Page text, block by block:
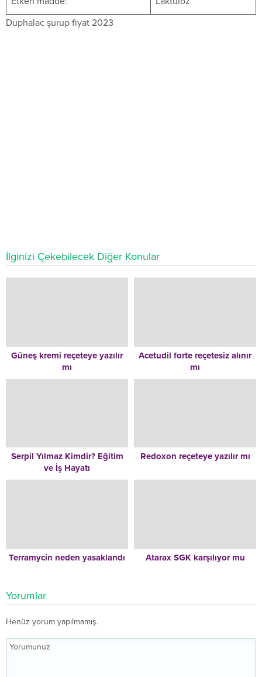
Duphalac şurup fiyat 2023
İlginizi Çekebilecek Diğer Konular
Güneş kremi reçeteye yazılır
mı
Acetudil forte reçetesiz alınır
mı
Serpil Yılmaz Kimdir? Eğitim
ve İş Hayatı
Redoxon reçeteye yazılır mı
Terramycin neden yasaklandı Atarax SGK karşılıyor mu
Yorumlar
Henüz yorum yapılmamış.